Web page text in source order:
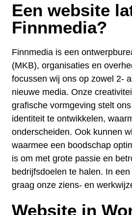
Een website
Finnmedia?
Finnmedia is een
(MKB), organisaties en
focussen wij ons op zowel 2-
nieuwe media. Onze
grafische vormgeving stelt
identiteit te ontwikkelen,
onderscheiden. Ook kunnen
waarmee een boodschap
is om met grote passie en
bedrijfsdoelen te halen. In
graag onze ziens- en
Website in